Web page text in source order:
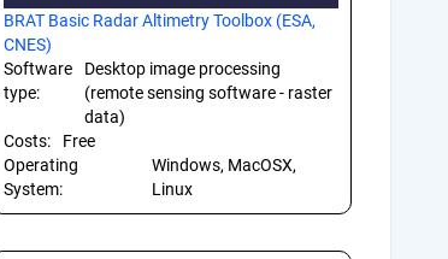
BRAT Basic Radar Altimetry Toolbox (ESA,
CNES)
Software
type:
Desktop image processing
(remote sensing software - raster
data)
Costs:
Free
Operating
System:
Windows, MacOSX,
Linux